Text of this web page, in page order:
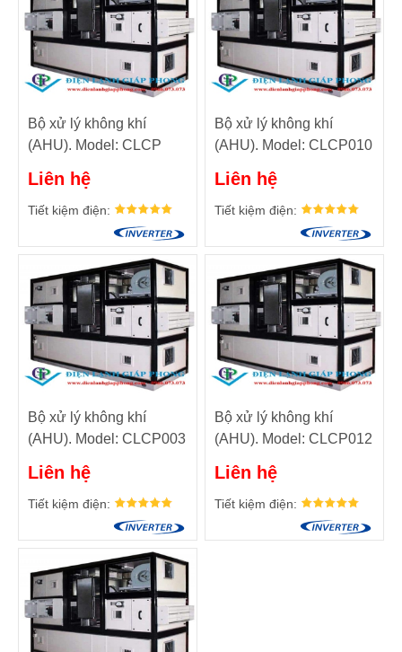
Bộ xử lý không khí
(AHU). Model: CLCP
Liên hệ
Tiết kiệm điện:
Bộ xử lý không khí
(AHU). Model: CLCP010
Liên hệ
Tiết kiệm điện:
Bộ xử lý không khí
(AHU). Model: CLCP003
Liên hệ
Tiết kiệm điện:
Bộ xử lý không khí
(AHU). Model: CLCP012
Liên hệ
Tiết kiệm điện: